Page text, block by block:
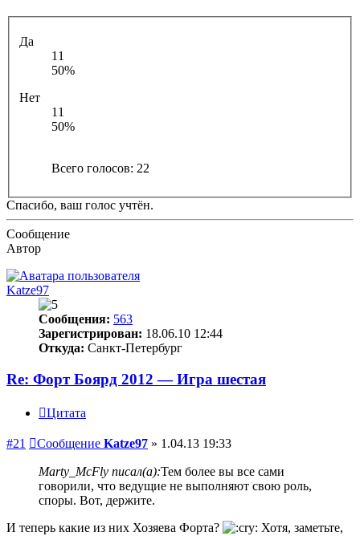
Да
11
50%
Нет
11
50%
Всего голосов: 22
Спасибо, ваш голос учтён.
Сообщение
Автор
Katze97
Сообщения: 563
Зарегистрирован: 18.06.10 12:44
Откуда: Санкт-Петербург
Re: Форт Боярд 2012 — Игра шестая
Цитата
#21 Сообщение Katze97 » 1.04.13 19:33
Marty_McFly писал(а):Тем более вы все сами
говорили, что ведущие не выполняют свою роль,
споры. Вот, держите.
И теперь какие из них Хозяева Форта?
Хотя, заметьте,